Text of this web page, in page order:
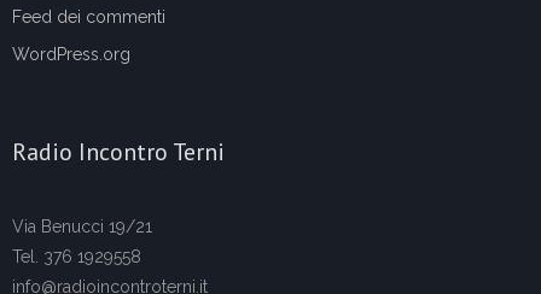
Feed dei commenti
WordPress.org
Radio Incontro Terni
Via Benucci 19/21
Tel. 376 1929558
info@radioincontroterni.it